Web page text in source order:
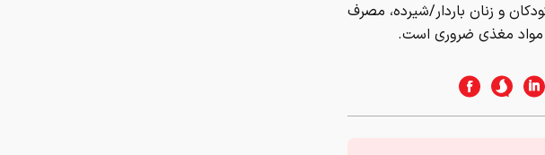
و زنان باردار/شیرده، مصرف
مواد مغذی ضروری است.